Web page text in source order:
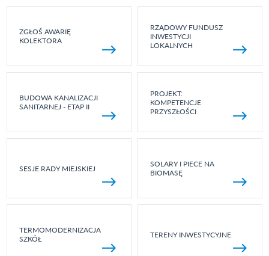
ZGŁOŚ AWARIĘ
KOLEKTORA
RZĄDOWY FUNDUSZ
INWESTYCJI
LOKALNYCH
BUDOWA KANALIZACJI
SANITARNEJ - ETAP II
PROJEKT:
KOMPETENCJE
PRZYSZŁOŚCI
SESJE RADY MIEJSKIEJ
SOLARY I PIECE NA
BIOMASĘ
TERMOMODERNIZACJA
SZKÓŁ
TERENY INWESTYCYJNE